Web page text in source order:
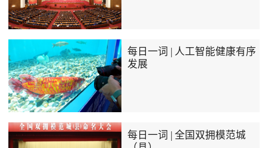
每日一词 | 人工智能健康有序
发展
每日一词 | 全国双拥模范城